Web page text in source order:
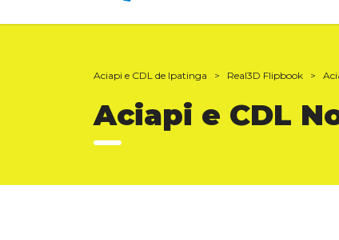
Aciapi e CDL de Ipatinga > Real3D Flipbook >
Aciapi e CDL